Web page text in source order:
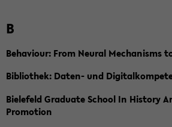
B
Behaviour: From Neural Mechanisms
Bibliothek: Daten- und
Bielefeld Graduate School In History
Promotion